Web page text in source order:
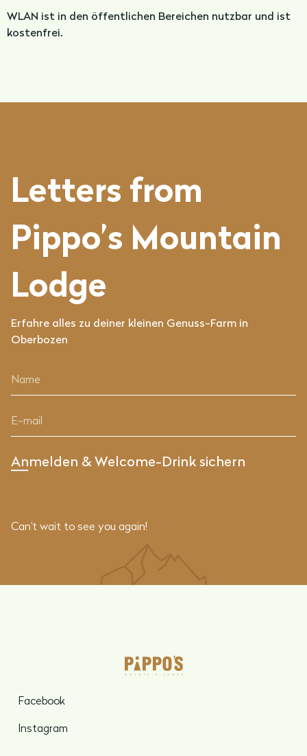
WLAN ist in den öffentlichen Bereichen nutzbar und ist
kostenfrei.
Letters from
Pippo’s Mountain
Lodge
Erfahre alles zu deiner kleinen Genuss-Farm in
Oberbozen
Can't wait to see you again!
Facebook
Instagram